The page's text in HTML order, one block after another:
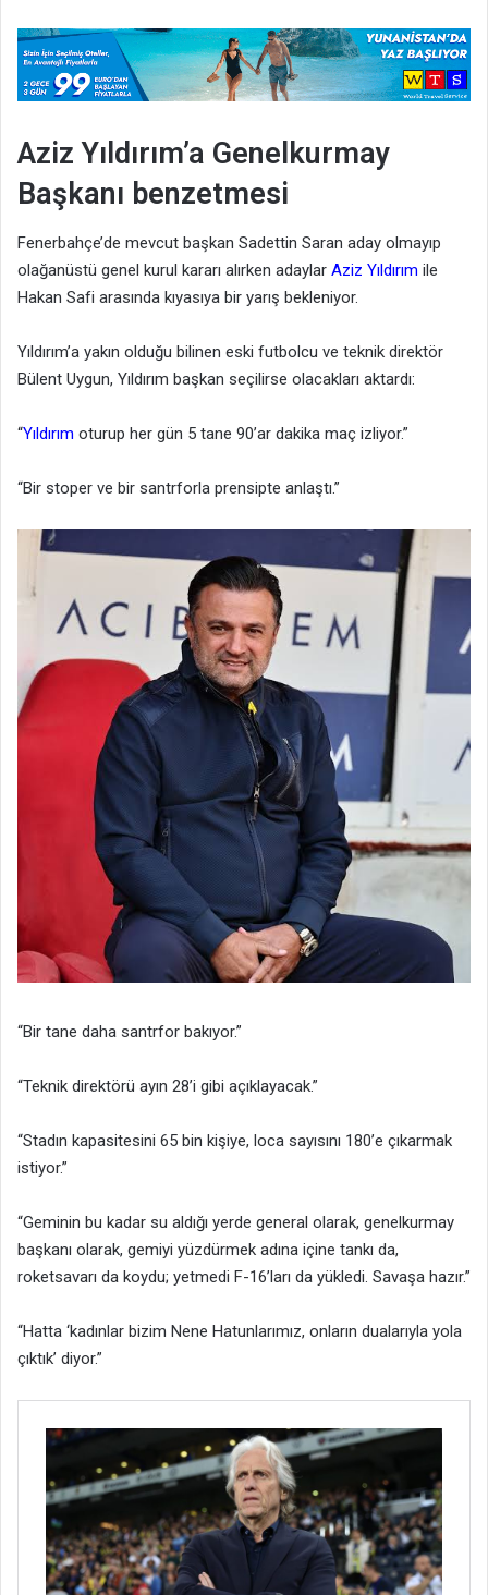
Aziz Yıldırım’a Genelkurmay
Başkanı benzetmesi
Fenerbahçe’de mevcut başkan Sadettin Saran aday olmayıp
olağanüstü genel kurul kararı alırken adaylar Aziz Yıldırım ile
Hakan Safi arasında kıyasıya bir yarış bekleniyor.
Yıldırım’a yakın olduğu bilinen eski futbolcu ve teknik direktör
Bülent Uygun, Yıldırım başkan seçilirse olacakları aktardı:
“Yıldırım oturup her gün 5 tane 90’ar dakika maç izliyor.”
“Bir stoper ve bir santrforla prensipte anlaştı.”
“Bir tane daha santrfor bakıyor.”
“Teknik direktörü ayın 28’i gibi açıklayacak.”
“Stadın kapasitesini 65 bin kişiye, loca sayısını 180’e çıkarmak
istiyor.”
“Geminin bu kadar su aldığı yerde general olarak, genelkurmay
başkanı olarak, gemiyi yüzdürmek adına içine tankı da,
roketsavarı da koydu; yetmedi F-16’ları da yükledi. Savaşa hazır.”
“Hatta ‘kadınlar bizim Nene Hatunlarımız, onların dualarıyla yola
çıktık’ diyor.”